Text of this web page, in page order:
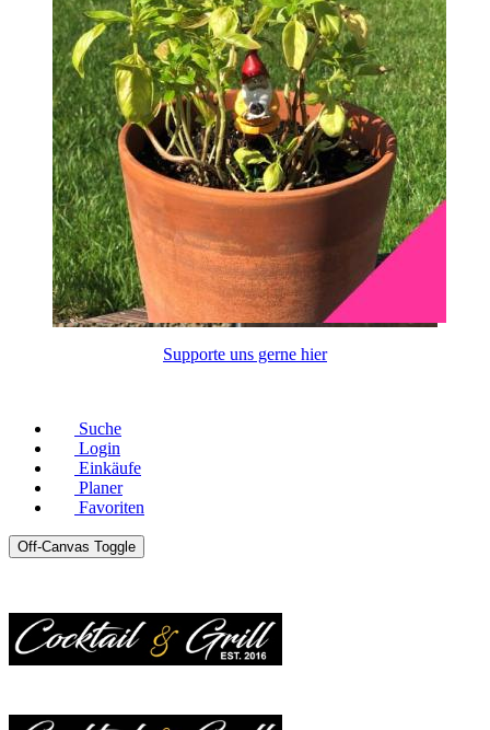
Supporte uns gerne hier
Suche
Login
Einkäufe
Planer
Favoriten
Off-Canvas Toggle